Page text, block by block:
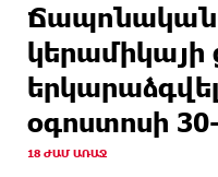
Ճապոնական
կերամիկայի
օգոստոսի
18 ԺԱՄ ԱՌԱՋ